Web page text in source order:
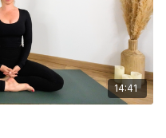
14:41